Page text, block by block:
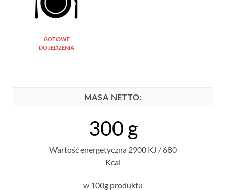
GOTOWE
DO JEDZENIA
MASA NETTO:
300 g
Wartość energetyczna 2900 KJ / 680
Kcal
w 100g produktu